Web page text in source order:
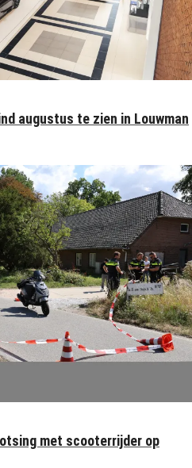
augustus te zien in Louwman
met scooterrijder op